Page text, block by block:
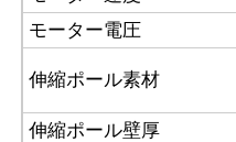
モーター電圧
伸縮ポール素材
伸縮ポール壁厚